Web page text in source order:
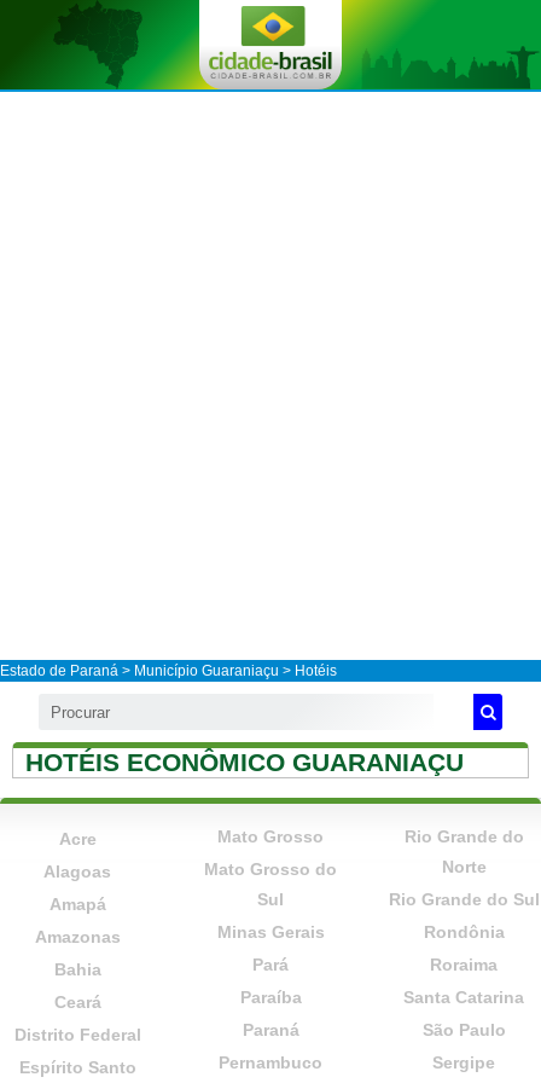
Estado de Paraná > Município Guaraniaçu > Hotéis
HOTÉIS ECONÔMICO GUARANIAÇU
Acre
Alagoas
Amapá
Amazonas
Bahia
Ceará
Distrito Federal
Espírito Santo
Mato Grosso
Mato Grosso do
Sul
Minas Gerais
Pará
Paraíba
Paraná
Pernambuco
Rio Grande do
Norte
Rio Grande do Sul
Rondônia
Roraima
Santa Catarina
São Paulo
Sergipe